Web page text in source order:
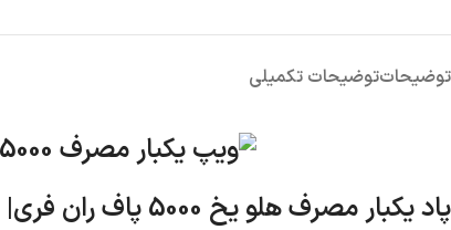
توضیحاتتوضیحات تکمیلی
پاد یکبار مصرف هلو یخ 5000 پاف ران فری|